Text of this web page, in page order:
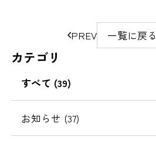
ジ
動
PREV 一覧に戻る
カテゴリ
すべて (39)
お知らせ (37)